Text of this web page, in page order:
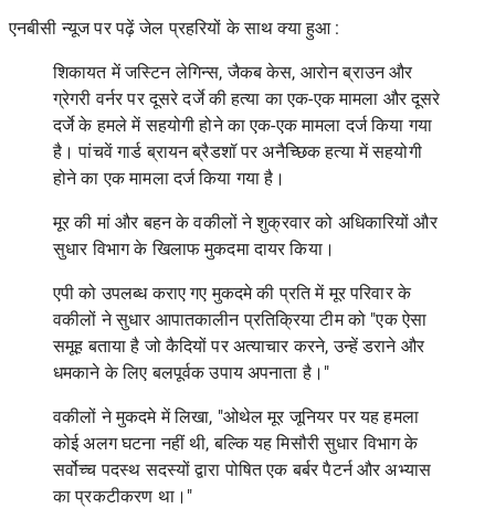
एनबीसी न्यूजपर पढ़ें जेल प्रहरियों के साथ क्या हुआ :
शिकायत में जस्टिन लेगिन्स, जैकब केस, आरोन ब्राउन और
ग्रेगरी वर्नर पर दूसरे दर्जे की हत्या का एक-एक मामला और दूसरे
दर्जे के हमले में सहयोगी होने का एक-एक मामला दर्ज किया गया
है। पांचवें गार्ड ब्रायन ब्रैडशॉ पर अनैच्छिक हत्या में सहयोगी
होने का एक मामला दर्ज किया गया है।
मूर की मां और बहन के वकीलों ने शुक्रवार को अधिकारियों और
सुधार विभाग के खिलाफ मुकदमा दायर किया।
एपी को उपलब्ध कराए गए मुकदमे की प्रति में मूर परिवार के
वकीलों ने सुधार आपातकालीन प्रतिक्रिया टीम को "एक ऐसा
समूह बताया है जो कैदियों पर अत्याचार करने, उन्हें डराने और
धमकाने के लिए बलपूर्वक उपाय अपनाता है।"
वकीलों ने मुकदमे में लिखा, "ओथेल मूर जूनियर पर यह हमला
कोई अलग घटना नहीं थी, बल्कि यह मिसौरी सुधार विभाग के
सर्वोच्च पदस्थ सदस्यों द्वारा पोषित एक बर्बर पैटर्न और अभ्यास
का प्रकटीकरण था।"